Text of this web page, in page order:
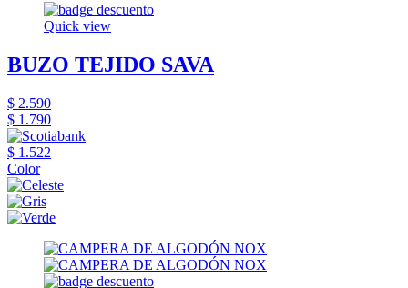
Quick view
BUZO TEJIDO SAVA
$ 2.590
$ 1.790
$ 1.522
Color